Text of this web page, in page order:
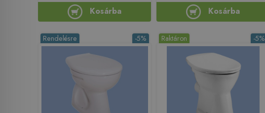
Kosárba Kosárba
-5%
Rendelésre -5%
Raktáron